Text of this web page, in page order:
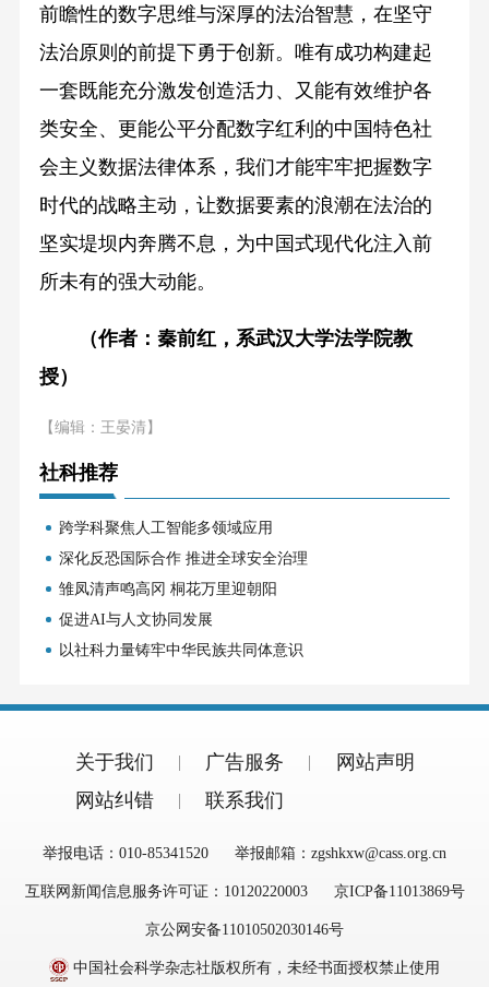
前瞻性的数字思维与深厚的法治智慧，在坚守
法治原则的前提下勇于创新。唯有成功构建起
一套既能充分激发创造活力、又能有效维护各
类安全、更能公平分配数字红利的中国特色社
会主义数据法律体系，我们才能牢牢把握数字
时代的战略主动，让数据要素的浪潮在法治的
坚实堤坝内奔腾不息，为中国式现代化注入前
所未有的强大动能。
（作者：秦前红，系武汉大学法学院教
授）
【编辑：王晏清】
社科推荐
跨学科聚焦人工智能多领域应用
深化反恐国际合作 推进全球安全治理
雏凤清声鸣高冈 桐花万里迎朝阳
促进AI与人文协同发展
以社科力量铸牢中华民族共同体意识
关于我们 广告服务
网站声明
网站纠错
联系我们
举报电话：010-85341520 举报邮箱：zgshkxw@cass.org.cn
互联网新闻信息服务许可证：10120220003 京ICP备11013869号
京公网安备11010502030146号
中国社会科学杂志社版权所有，未经书面授权禁止使用